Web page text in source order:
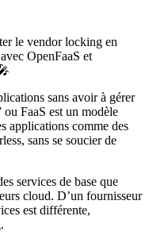
le vendor locking en
OpenFaaS et
sans avoir à gérer
FaaS est un modèle
applications comme des
sans se soucier de
services de base que
cloud. D’un fournisseur
est différente,